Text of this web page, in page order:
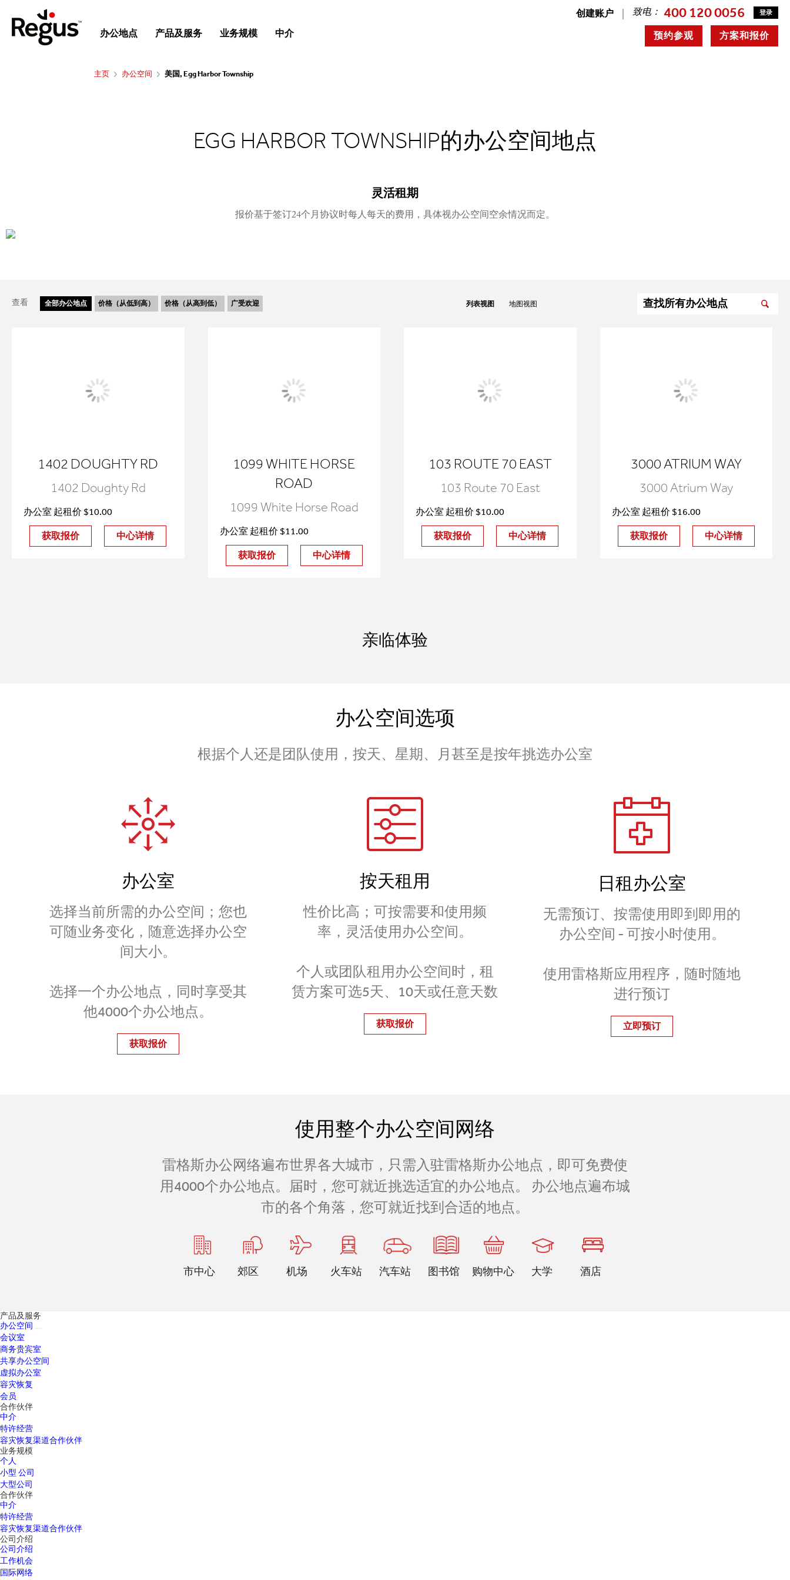
创建账户 致电： 400 120 0056 登录
方案和报价
预约参观
办公地点 产品及服务 业务规模 中介
主页 办公空间 美国, Egg Harbor Township
EGG HARBOR TOWNSHIP的办公空间地点
灵活租期
报价基于签订24个月协议时每人每天的费用，具体视办公空间空余情况而定。
查看 全部办公地点 价格（从低到高） 价格（从高到低） 广受欢迎 列表视图 地图视图
1402 DOUGHTY RD
1402 Doughty Rd
办公室 起租价 $10.00
获取报价 中心详情
1099 WHITE HORSE
ROAD
1099 White Horse Road
办公室 起租价 $11.00
获取报价 中心详情
103 ROUTE 70 EAST
103 Route 70 East
办公室 起租价 $10.00
获取报价 中心详情
3000 ATRIUM WAY
3000 Atrium Way
办公室 起租价 $16.00
获取报价 中心详情
亲临体验
办公空间选项
根据个人还是团队使用，按天、星期、月甚至是按年挑选办公室
办公室
选择当前所需的办公空间；您也
可随业务变化，随意选择办公空
间大小。
选择一个办公地点，同时享受其
他4000个办公地点。
获取报价
按天租用
性价比高；可按需要和使用频
率，灵活使用办公空间。
个人或团队租用办公空间时，租
赁方案可选5天、10天或任意天数
获取报价
日租办公室
无需预订、按需使用即到即用的
办公空间 - 可按小时使用。
使用雷格斯应用程序，随时随地
进行预订
立即预订
使用整个办公空间网络
雷格斯办公网络遍布世界各大城市，只需入驻雷格斯办公地点，即可免费使
用4000个办公地点。届时，您可就近挑选适宜的办公地点。 办公地点遍布城
市的各个角落，您可就近找到合适的地点。
市中心 郊区 机场 火车站 汽车站 图书馆 购物中心 大学 酒店
产品及服务
办公空间
会议室
商务贵宾室
共享办公空间
虚拟办公室
容灾恢复
会员
合作伙伴
中介
特许经营
容灾恢复渠道合作伙伴
业务规模
个人
小型 公司
大型公司
合作伙伴
中介
特许经营
容灾恢复渠道合作伙伴
公司介绍
公司介绍
工作机会
国际网络